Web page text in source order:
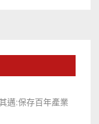
邁:保存百年產業